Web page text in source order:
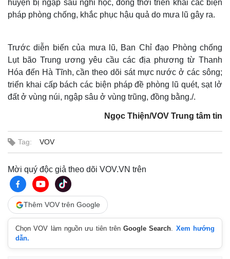
Bất động sản
Khởi nghiệp
Giá vàng
Tiêu dùng
Giá cà phê
huyện bị ngập sâu nghỉ học, đồng thời triển khai các biện
pháp phòng chống, khắc phục hậu quả do mưa lũ gây ra.
Trước diễn biến của mưa lũ, Ban Chỉ đạo Phòng chống
Lụt bão Trung ương yêu cầu các địa phương từ Thanh
Hóa đến Hà Tĩnh, cần theo dõi sát mực nước ở các sông;
triển khai cấp bách các biện pháp đề phòng lũ quét, sạt lở
đất ở vùng núi, ngập sâu ở vùng trũng, đồng bằng./.
Ngọc Thiện/VOV Trung tâm tin
Tag: VOV
Mời quý độc giả theo dõi VOV.VN trên
Thêm VOV trên Google
Chọn VOV làm nguồn ưu tiên trênGoogle Search. Xem hướng
dẫn.